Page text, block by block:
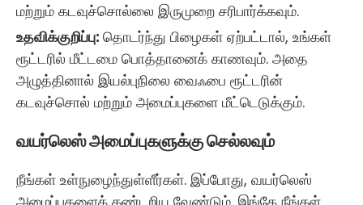
மற்றும் கடவுச்சொல்லை இருமுறை சரிபார்க்கவும்.
உதவிக்குறிப்பு: தொடர்ந்து பிழைகள் ஏற்பட்டால், உங்கள்
ரூட்டரில் மீட்டமை பொத்தானைக் காணவும். அதை
அழுத்தினால் இயல்புநிலை வைஃபை ரூட்டரின்
கடவுச்சொல் மற்றும் அமைப்புகளை மீட்டெடுக்கும்.
வயர்லெஸ் அமைப்புகளுக்கு செல்லவும்
நீங்கள் உள்நுழைந்துள்ளீர்கள். இப்போது, ​​வயர்லெஸ்